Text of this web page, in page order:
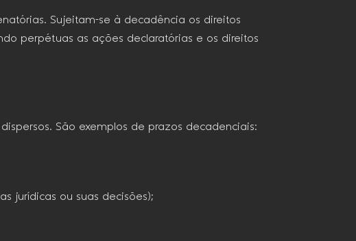
Sujeitam-se à decadência os direitos
perpétuas as ações declaratórias e os direitos
São exemplos de prazos decadenciais:
jurídicas ou suas decisões);